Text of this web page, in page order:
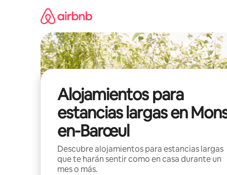
Alojamientos para
estancias largas en
en-Barœul
Descubre alojamientos para estancias largas
que te harán sentir como en casa durante un
mes o más.